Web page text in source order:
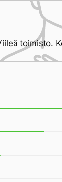
toimisto.